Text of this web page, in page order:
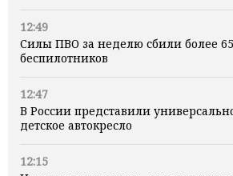
12:49
Силы ПВО за неделю сбили более
беспилотников
12:47
В России представили
детское автокресло
12:15